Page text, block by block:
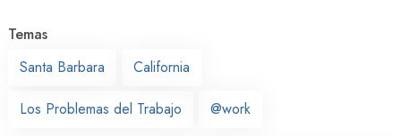
Temas
Santa Barbara
California
Los Problemas del Trabajo @work